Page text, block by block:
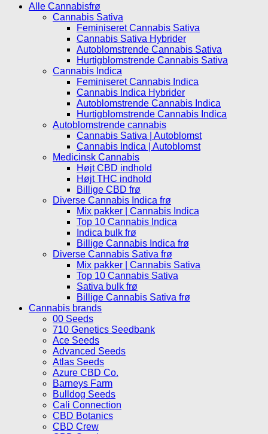
Alle Cannabisfrø
Cannabis Sativa
Feminiseret Cannabis Sativa
Cannabis Sativa Hybrider
Autoblomstrende Cannabis Sativa
Hurtigblomstrende Cannabis Sativa
Cannabis Indica
Feminiseret Cannabis Indica
Cannabis Indica Hybrider
Autoblomstrende Cannabis Indica
Hurtigblomstrende Cannabis Indica
Autoblomstrende cannabis
Cannabis Sativa | Autoblomst
Cannabis Indica | Autoblomst
Medicinsk Cannabis
Højt CBD indhold
Højt THC indhold
Billige CBD frø
Diverse Cannabis Indica frø
Mix pakker | Cannabis Indica
Top 10 Cannabis Indica
Indica bulk frø
Billige Cannabis Indica frø
Diverse Cannabis Sativa frø
Mix pakker | Cannabis Sativa
Top 10 Cannabis Sativa
Sativa bulk frø
Billige Cannabis Sativa frø
Cannabis brands
00 Seeds
710 Genetics Seedbank
Ace Seeds
Advanced Seeds
Atlas Seeds
Azure CBD Co.
Barneys Farm
Bulldog Seeds
Cali Connection
CBD Botanics
CBD Crew